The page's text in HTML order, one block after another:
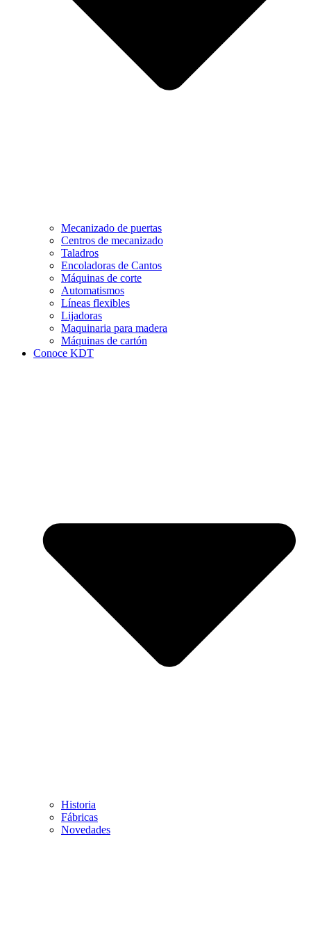
Mecanizado de puertas
Centros de mecanizado
Taladros
Encoladoras de Cantos
Máquinas de corte
Automatismos
Líneas flexibles
Lijadoras
Maquinaria para madera
Máquinas de cartón
Conoce KDT
Historia
Fábricas
Novedades